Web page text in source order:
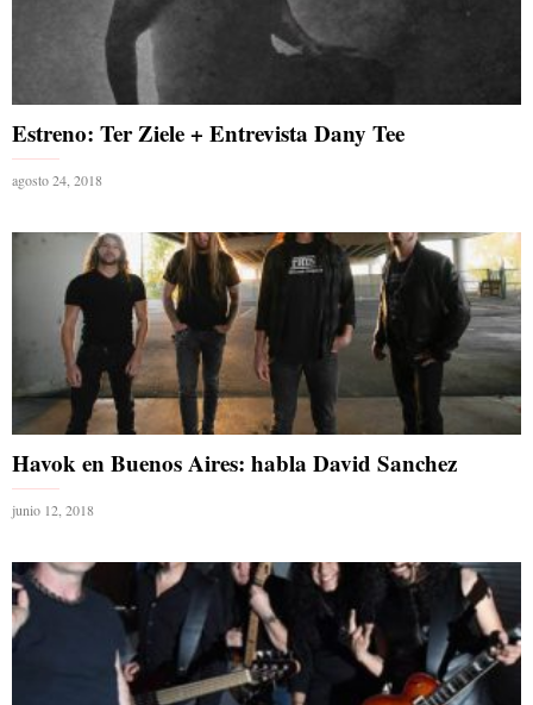
Estreno: Ter Ziele + Entrevista Dany Tee
agosto 24, 2018
Havok en Buenos Aires: habla David Sanchez
junio 12, 2018